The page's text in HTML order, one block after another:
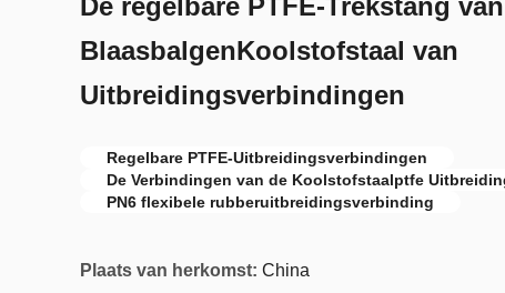
De regelbare PTFE-Trekstang
BlaasbalgenKoolstofstaal van
Uitbreidingsverbindingen
Regelbare PTFE-Uitbreidingsverbindingen
De Verbindingen van de Koolstofstaalptfe
PN6 flexibele rubberuitbreidingsverbinding
Plaats van herkomst: China